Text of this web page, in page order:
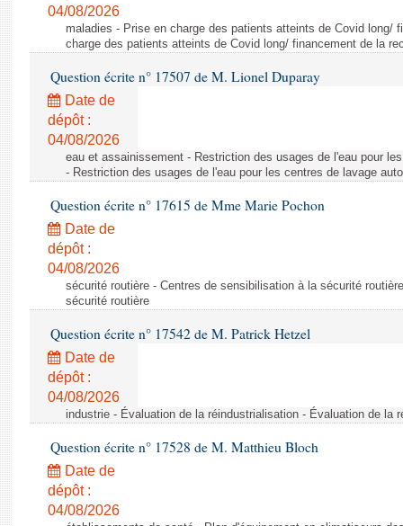
04/08/2026
maladies - Prise en charge des patients atteints de Covid long/
charge des patients atteints de Covid long/ financement de la
Question écrite n° 17507 de M. Lionel Duparay
Date de
dépôt :
04/08/2026
eau et assainissement - Restriction des usages de l'eau pour
- Restriction des usages de l'eau pour les centres de lavage
Question écrite n° 17615 de Mme Marie Pochon
Date de
dépôt :
04/08/2026
sécurité routière - Centres de sensibilisation à la sécurité
sécurité routière
Question écrite n° 17542 de M. Patrick Hetzel
Date de
dépôt :
04/08/2026
industrie - Évaluation de la réindustrialisation - Évaluation de la
Question écrite n° 17528 de M. Matthieu Bloch
Date de
dépôt :
04/08/2026